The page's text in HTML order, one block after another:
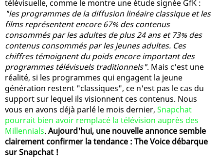
télévisuelle, comme le montre une étude signée GfK :
"les programmes de la diffusion linéaire classique et les
films représentent encore 67% des contenus
consommés par les adultes de plus 24 ans et 73% des
contenus consommés par les jeunes adultes. Ces
chiffres témoignent du poids encore important des
programmes télévisuels traditionnels". Mais c'est une
réalité, si les programmes qui engagent la jeune
génération restent "classiques", ce n'est pas le cas du
support sur lequel ils visionnent ces contenus. Nous
vous en avons déjà parlé le mois dernier, Snapchat
pourrait bien avoir remplacé la télévision auprès des
Millennials. Aujourd'hui, une nouvelle annonce semble
clairement confirmer la tendance : The Voice débarque
sur Snapchat !